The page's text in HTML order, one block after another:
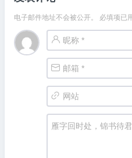
电子邮件地址不会被公开。 必填项已